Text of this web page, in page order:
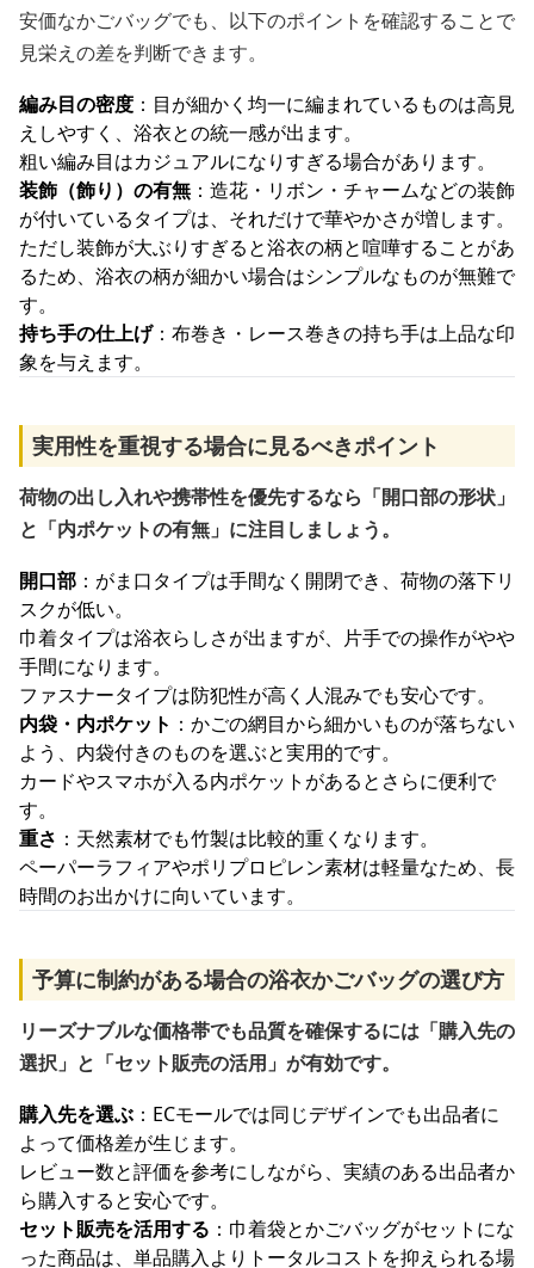
安価なかごバッグでも、以下のポイントを確認することで
見栄えの差を判断できます。
編み目の密度 ：目が細かく均一に編まれているものは高見
えしやすく、浴衣との統一感が出ます。
粗い編み目はカジュアルになりすぎる場合があります。
装飾（飾り）の有無 ：造花・リボン・チャームなどの装飾
が付いているタイプは、それだけで華やかさが増します。
ただし装飾が大ぶりすぎると浴衣の柄と喧嘩することがあ
るため、浴衣の柄が細かい場合はシンプルなものが無難で
す。
持ち手の仕上げ：布巻き・レース巻きの持ち手は上品な印
象を与えます。
実用性を重視する場合に見るべきポイント
荷物の出し入れや携帯性を優先するなら「開口部の形状」
と「内ポケットの有無」に注目しましょう。
開口部 ：がま口タイプは手間なく開閉でき、荷物の落下リ
スクが低い。
巾着タイプは浴衣らしさが出ますが、片手での操作がやや
手間になります。
ファスナータイプは防犯性が高く人混みでも安心です。
内袋・内ポケット ：かごの網目から細かいものが落ちない
よう、内袋付きのものを選ぶと実用的です。
カードやスマホが入る内ポケットがあるとさらに便利で
す。
重さ ：天然素材でも竹製は比較的重くなります。
ペーパーラフィアやポリプロピレン素材は軽量なため、長
時間のお出かけに向いています。
予算に制約がある場合の浴衣かごバッグの選び方
リーズナブルな価格帯でも品質を確保するには「購入先の
選択」と「セット販売の活用」が有効です。
購入先を選ぶ ：ECモールでは同じデザインでも出品者に
よって価格差が生じます。
レビュー数と評価を参考にしながら、実績のある出品者か
ら購入すると安心です。
セット販売を活用する ：巾着袋とかごバッグがセットにな
った商品は、単品購入よりトータルコストを抑えられる場